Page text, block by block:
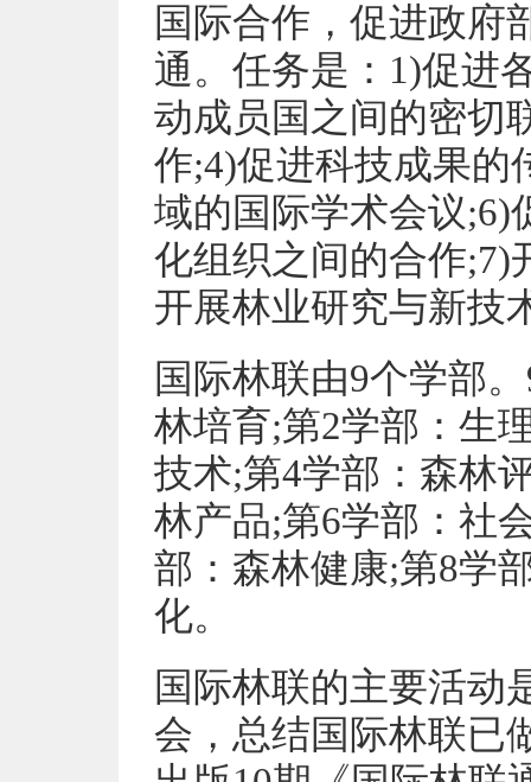
国际合作，促进政府
通。任务是：1)促进
动成员国之间的密切
作;4)促进科技成果的
域的国际学术会议;6)
化组织之间的合作;7)
开展林业研究与新技
国际林联由9个学部
林培育;第2学部：生
技术;第4学部：森林
林产品;第6学部：社
部：森林健康;第8学
化。
国际林联的主要活动
会，总结国际林联已